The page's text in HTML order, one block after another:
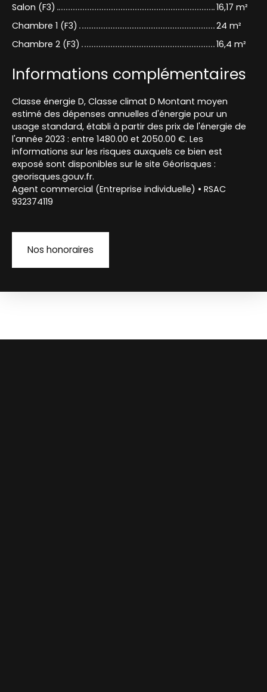
Salon (F3)
16,17 m²
Chambre 1 (F3)
24 m²
Chambre 2 (F3)
16,4 m²
Informations complémentaires
Classe énergie D, Classe climat D Montant moyen
estimé des dépenses annuelles d'énergie pour un
usage standard, établi à partir des prix de l'énergie de
l'année 2023 : entre 1480.00 et 2050.00 €. Les
informations sur les risques auxquels ce bien est
exposé sont disponibles sur le site Géorisques :
georisques.gouv.fr.
Agent commercial (Entreprise individuelle) • RSAC
932374119
Nos honoraires